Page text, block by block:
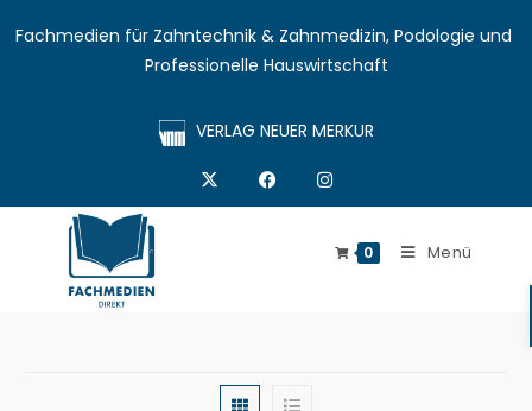
Fachmedien für Zahntechnik & Zahnmedizin, Podologie und
Professionelle Hauswirtschaft
VERLAG NEUER MERKUR
0 Menü